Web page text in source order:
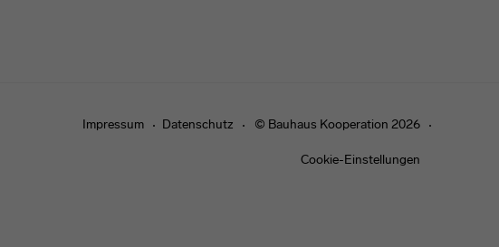
Impressum Datenschutz © Bauhaus Kooperation 2026
Cookie-Einstellungen